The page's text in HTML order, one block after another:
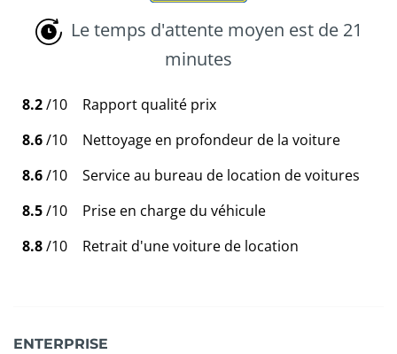
Le temps d'attente moyen est de 21
minutes
8.2/10
Rapport qualité prix
8.6/10
Nettoyage en profondeur de la voiture
8.6/10
Service au bureau de location de voitures
8.5/10
Prise en charge du véhicule
8.8/10 Retrait d'une voiture de location
ENTERPRISE